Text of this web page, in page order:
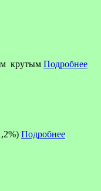
крутым Подробнее
Подробнее